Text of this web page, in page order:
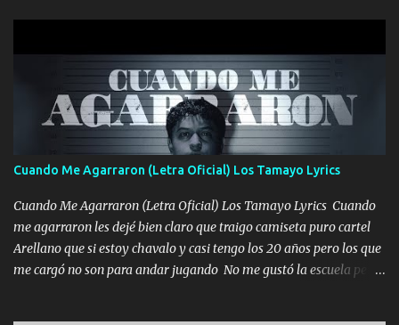
coronamos Se jala los marciales Y sus guitarras ya van sonando
Un gallardo me prendo Para agarrar el vuelo y la mente y
tranquilizando Tomense un buen trago Y así es como empezamos
los versos que voy cantando (Music) A vido alta y bajas La carreta
se atora Pero nunca le aflojamos Ya me han pasado cosas Y
aunque ustedes no sepan Pero la vida es muy corta Hay que
echarle chingazos Y seguir trabajando porque nada es...
Cuando Me Agarraron (Letra Oficial) Los Tamayo Lyrics
Cuando Me Agarraron (Letra Oficial) Los Tamayo Lyrics Cuando
me agarraron les dejé bien claro que traigo camiseta puro cartel
Arellano que si estoy chavalo y casi tengo los 20 años pero los que
me cargó no son para andar jugando No me gustó la escuela pero